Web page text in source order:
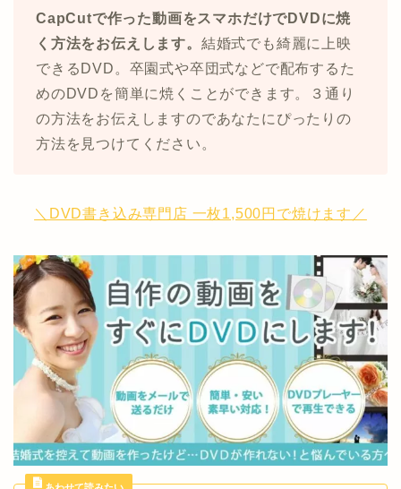
CapCutで作った動画をスマホだけでDVDに焼
く方法をお伝えします。 結婚式でも綺麗に上映
できるDVD。卒園式や卒団式などで配布するた
めのDVDを簡単に焼くことができます。３通り
の方法をお伝えしますのであなたにぴったりの
方法を見つけてください。
＼DVD書き込み専門店 一枚1,500円で焼けます／